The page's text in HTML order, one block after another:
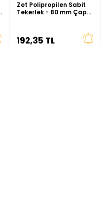
Zet Polipropilen Sabit
Tekerlek - 80 mm Çap
192,35 TL